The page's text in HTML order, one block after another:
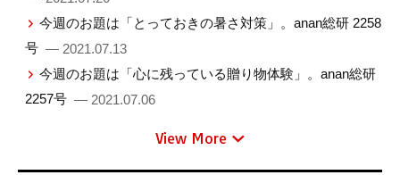
今週のお題は「とっておきの暑さ対策」。anan総研 2258
号 — 2021.07.13
今週のお題は「心に残っている贈り物体験」。anan総研
2257号 — 2021.07.06
View More